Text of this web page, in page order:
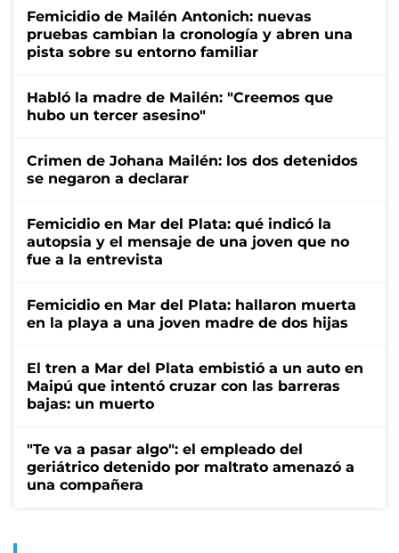
Femicidio de Mailén Antonich: nuevas
pruebas cambian la cronología y abren una
pista sobre su entorno familiar
Habló la madre de Mailén: "Creemos que
hubo un tercer asesino"
Crimen de Johana Mailén: los dos detenidos
se negaron a declarar
Femicidio en Mar del Plata: qué indicó la
autopsia y el mensaje de una joven que no
fue a la entrevista
Femicidio en Mar del Plata: hallaron muerta
en la playa a una joven madre de dos hijas
El tren a Mar del Plata embistió a un auto en
Maipú que intentó cruzar con las barreras
bajas: un muerto
"Te va a pasar algo": el empleado del
geriátrico detenido por maltrato amenazó a
una compañera